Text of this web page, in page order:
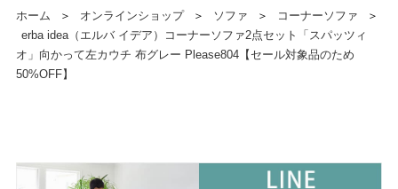
ホーム ＞ オンラインショップ ＞ ソファ ＞ コーナーソファ
＞
erba idea（エルバ イデア）コーナーソファ2点セット「スパッツィ
オ」向かって左カウチ 布グレー Please804【セール対象品のため
50%OFF】